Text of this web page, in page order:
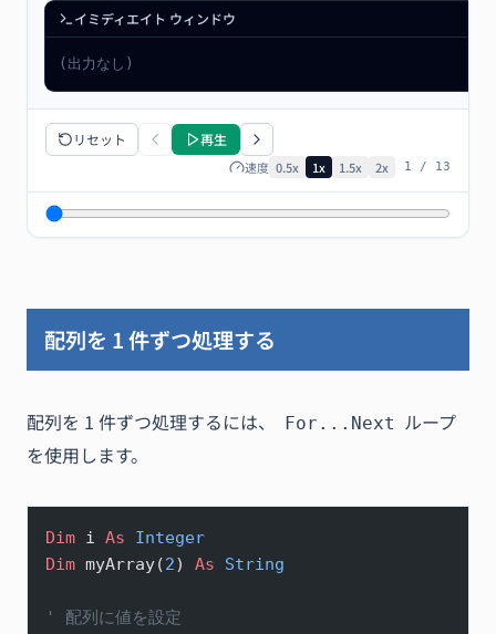
イミディエイト ウィンドウ
(出力なし)
リセット 再生
速度 0.5x 1x 1.5x 2x 1 / 13
配列を 1 件ずつ処理する
配列を 1 件ずつ処理するには、 For...Next ループ
を使用します。
Dim i As Integer
Dim myArray(2) As String
' 配列に値を設定